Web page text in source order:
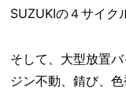
SUZUKIの４サイク
そして、大型放置
ジン不動、錆び、